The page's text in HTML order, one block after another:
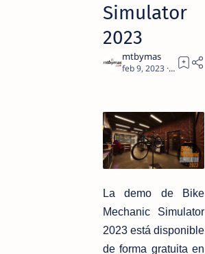
Simulator
2023
2
La demo de Bike
Mechanic Simulator
2023 está disponible
de forma gratuita en